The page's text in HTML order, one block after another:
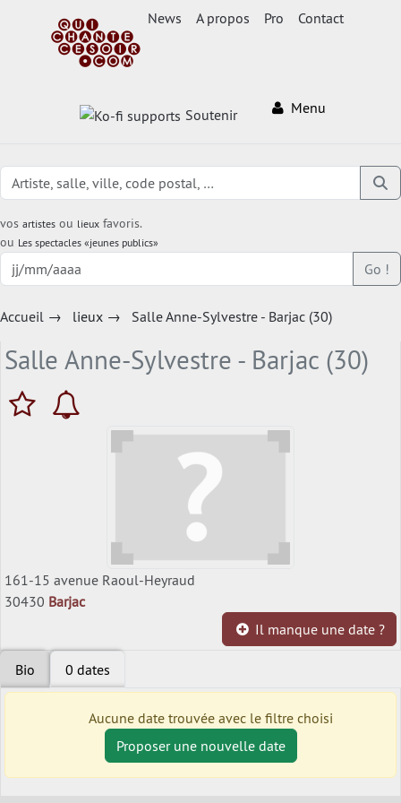
News A propos Pro Contact
Soutenir Menu
vos artistes ou lieux favoris.
ou Les spectacles «jeunes publics»
Go !
Accueil → lieux → Salle Anne-Sylvestre - Barjac (30)
Salle Anne-Sylvestre - Barjac (30)
161-15 avenue Raoul-Heyraud
30430 Barjac
Il manque une date ?
Bio 0 dates
Aucune date trouvée avec le filtre choisi
Proposer une nouvelle date